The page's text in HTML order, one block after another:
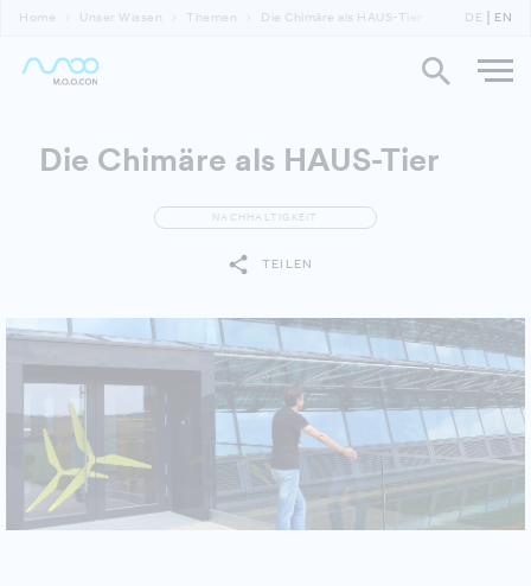
Home Unser Wissen Themen Die Chimäre als HAUS-Tier DE EN
Die Chimäre als HAUS-Tier
NACHHALTIGKEIT
TEILEN